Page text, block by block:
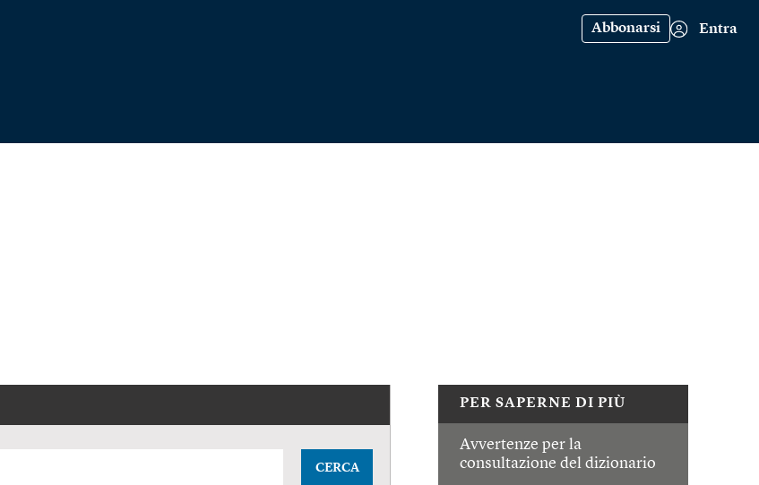
Abbonarsi Entra
PER SAPERNE DI PIÙ
Avvertenze per la
consultazione del dizionario
CERCA